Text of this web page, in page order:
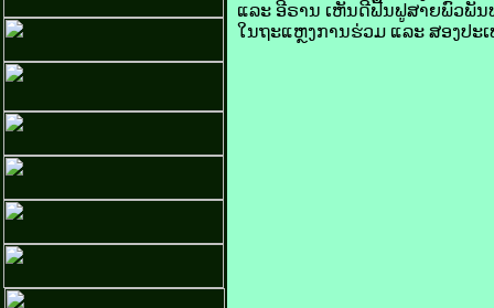
ແລະ ອີ​ຣານ ເຫັນ​ດີ​ຟື້ນ​ຟູ​ສາຍ​ພົວພັນ​
ໃນ​ຖະແຫຼງການ​ຮ່ວມ ແລະ​ ສອງ​ປະ